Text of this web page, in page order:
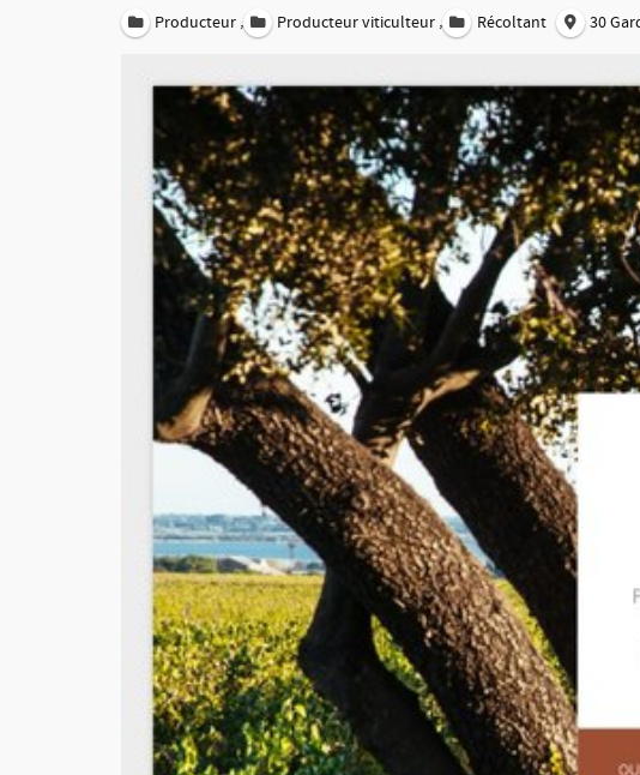
Producteur , Producteur viticulteur , Récoltant 30